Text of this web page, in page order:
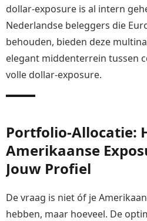
dollar-exposure is al intern
Nederlandse beleggers die
behouden, bieden deze
elegant middenterrein tussen
volle dollar-exposure.
Portfolio-Allocatie:
Amerikaanse
Jouw Profiel
De vraag is niet óf je
hebben, maar hoeveel. De